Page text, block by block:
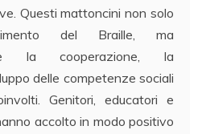
Questi mattoncini non solo
del Braille, ma
la cooperazione, la
delle competenze sociali
Genitori, educatori e
accolto in modo positivo